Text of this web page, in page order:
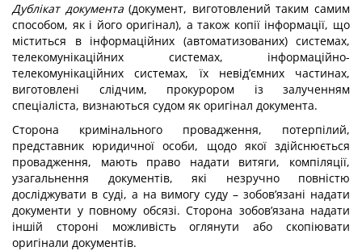
Дублікат документа(документ, виготовлений таким самим
способом, як і його оригінал), а також копії інформації, що
міститься в інформаційних (автоматизованих) системах,
телекомунікаційних системах, інформаційно-
телекомунікаційних системах, їх невід’ємних частинах,
виготовлені слідчим, прокурором із залученням
спеціаліста, визнаються судом як оригінал документа.
Сторона кримінального провадження, потерпілий,
представник юридичної особи, щодо якої здійснюється
провадження, мають право надати витяги, компіляції,
узагальнення документів, які незручно повністю
досліджувати в суді, а на вимогу суду – зобов’язані надати
документи у повному обсязі. Сторона зобов’язана надати
іншій стороні можливість оглянути або скопіювати
оригінали документів.